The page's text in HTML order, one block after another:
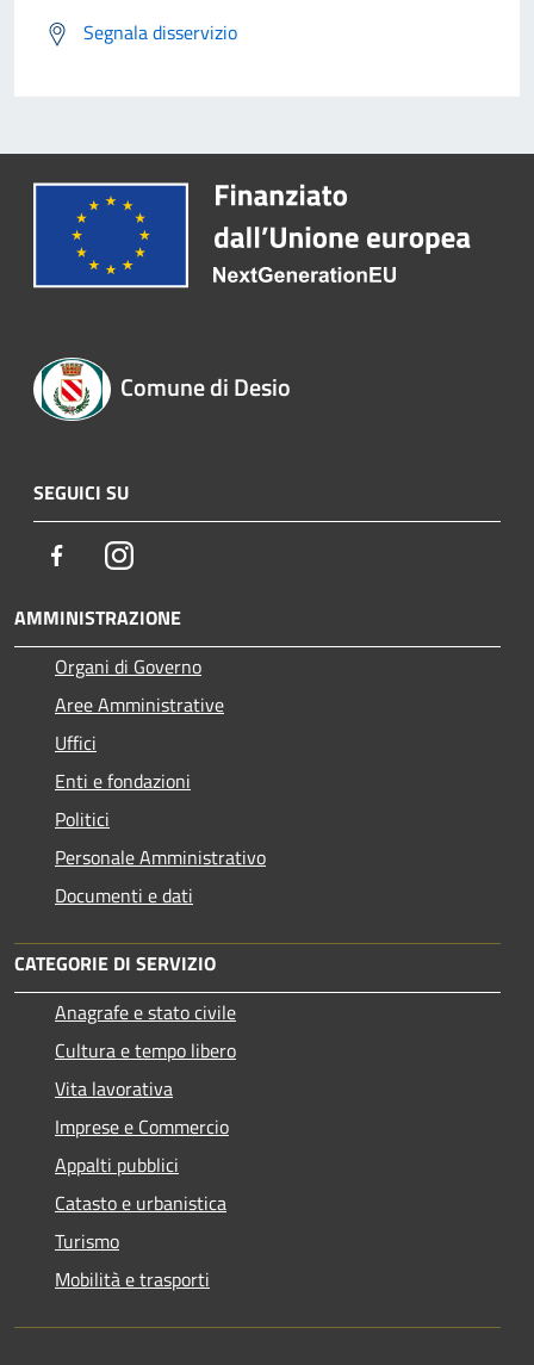
Segnala disservizio
Comune di Desio
SEGUICI SU
FacebookInstagram
AMMINISTRAZIONE
Organi di Governo
Aree Amministrative
Uffici
Enti e fondazioni
Politici
Personale Amministrativo
Documenti e dati
CATEGORIE DI SERVIZIO
Anagrafe e stato civile
Cultura e tempo libero
Vita lavorativa
Imprese e Commercio
Appalti pubblici
Catasto e urbanistica
Turismo
Mobilità e trasporti